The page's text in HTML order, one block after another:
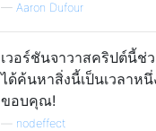
— Aaron Dufour
เวอร์ชันจาวาสคริปต์นี้ช่
ได้ค้นหาสิ่งนี้เป็นเวลาห
ขอบคุณ!
nodeffect